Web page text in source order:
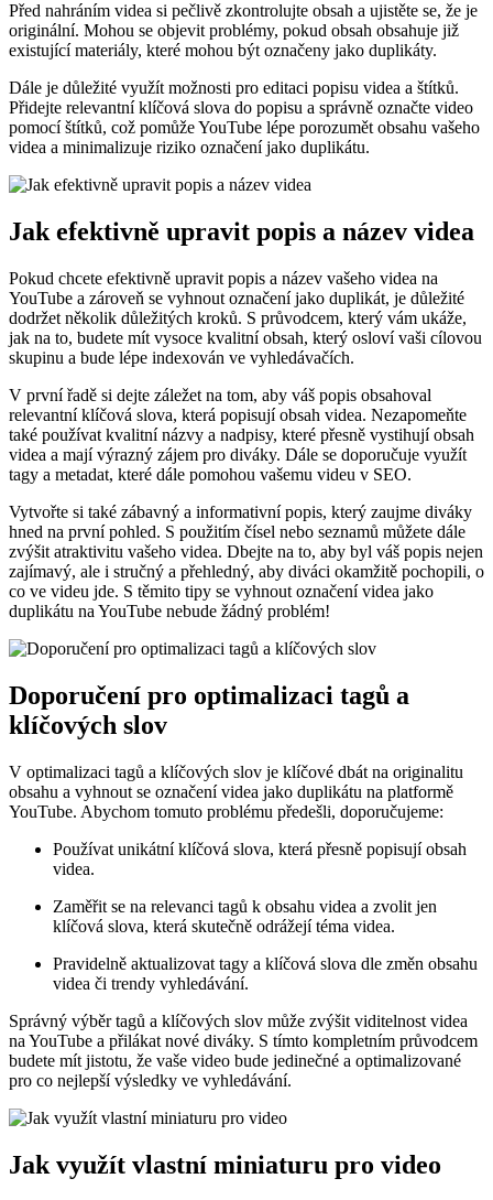
Před nahráním videa si pečlivě zkontrolujte obsah a ujistěte se, že je
originální. Mohou se objevit problémy, pokud obsah obsahuje již
existující materiály, které mohou být označeny jako duplikáty.
Dále je důležité využít možnosti pro editaci popisu videa a štítků.
Přidejte relevantní klíčová slova do popisu a správně označte video
pomocí štítků, což pomůže YouTube lépe porozumět obsahu vašeho
videa a minimalizuje riziko označení jako duplikátu.
Jak efektivně upravit popis a název videa
Pokud chcete efektivně upravit popis a název vašeho videa na
YouTube a zároveň se vyhnout označení jako duplikát, je důležité
dodržet několik důležitých kroků. S průvodcem, který vám ukáže,
jak na to, budete mít vysoce kvalitní obsah, který osloví vaši cílovou
skupinu a bude lépe indexován ve vyhledávačích.
V první řadě si dejte záležet na tom, aby váš popis obsahoval
relevantní klíčová slova, která popisují obsah videa. Nezapomeňte
také používat kvalitní názvy a nadpisy, které přesně vystihují obsah
videa a mají výrazný zájem pro diváky. Dále se doporučuje využít
tagy a metadat, které dále pomohou vašemu videu v SEO.
Vytvořte si také zábavný a informativní popis, který zaujme diváky
hned na první pohled. S použitím čísel nebo seznamů můžete dále
zvýšit atraktivitu vašeho videa. Dbejte na to, aby byl váš popis nejen
zajímavý, ale i stručný a přehledný, aby diváci okamžitě pochopili, o
co ve videu jde. S těmito tipy se vyhnout označení videa jako
duplikátu na YouTube nebude žádný problém!
Doporučení pro optimalizaci tagů a
klíčových slov
V optimalizaci tagů a klíčových slov je klíčové dbát na originalitu
obsahu a vyhnout se označení videa jako duplikátu na platformě
YouTube. Abychom tomuto problému předešli, doporučujeme:
Používat unikátní klíčová slova, která přesně popisují obsah
videa.
Zaměřit se na relevanci tagů k obsahu videa a zvolit jen
klíčová slova, která skutečně odrážejí téma videa.
Pravidelně aktualizovat tagy a klíčová slova dle změn obsahu
videa či trendy vyhledávání.
Správný výběr tagů a klíčových slov může zvýšit viditelnost videa
na YouTube a přilákat nové diváky. S tímto kompletním průvodcem
budete mít jistotu, že vaše video bude jedinečné a optimalizované
pro co nejlepší výsledky ve vyhledávání.
Jak využít vlastní miniaturu pro video